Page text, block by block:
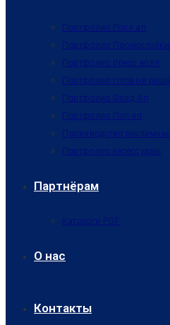
Портфолио Ролл ап
Портфолио Промостойки
Портфолио пресс волл
Портфолио готовые
Портфолио Фолд Ап
Портфолио Поп ап
Производство
Портфолио аксессуары
Партнёрам
Катологи PDF
О нас
Контакты